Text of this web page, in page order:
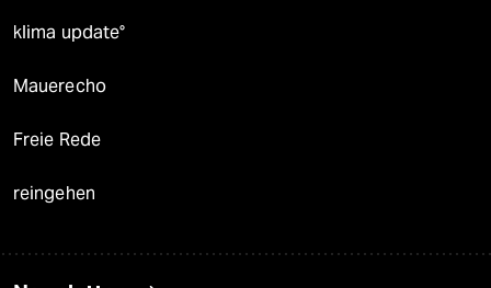
klima update°
Mauerecho
Freie Rede
reingehen